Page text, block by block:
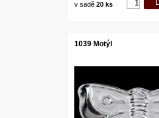
v sadě 20 ks
1039 Motýl